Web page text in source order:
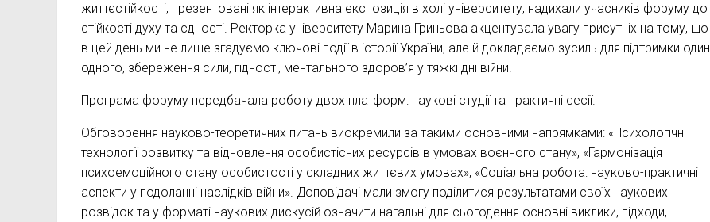
життєстійкості, презентовані як інтерактивна експозиція в холі університету, надихали учасників форуму до
стійкості духу та єдності. Ректорка університету Марина Гриньова акцентувала увагу присутніх на тому, що
в цей день ми не лише згадуємо ключові події в історії України, але й докладаємо зусиль для підтримки один
одного, збереження сили, гідності, ментального здоров’я у тяжкі дні війни.
Програма форуму передбачала роботу двох платформ: наукові студії та практичні сесії.
Обговорення науково-теоретичних питань виокремили за такими основними напрямками: «Психологічні
технології розвитку та відновлення особистісних ресурсів в умовах воєнного стану», «Гармонізація
психоемоційного стану особистості у складних життєвих умовах», «Соціальна робота: науково-практичні
аспекти у подоланні наслідків війни». Доповідачі мали змогу поділитися результатами своїх наукових
розвідок та у форматі наукових дискусій означити нагальні для сьогодення основні виклики, підходи,